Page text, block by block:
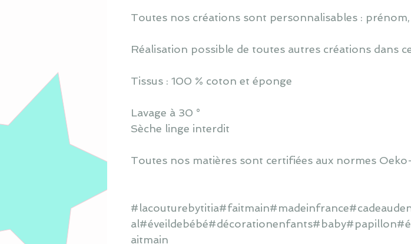
Toutes nos créations sont personnalisables :
Réalisation possible de toutes autres créations dans
Tissus : 100 % coton et éponge
Lavage à 30 °
Sèche linge interdit
Toutes nos matières sont certifiées aux normes
aitmain